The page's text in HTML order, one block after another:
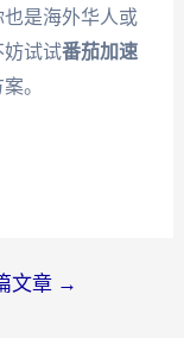
是海外华人或
妨试试番茄加速
。
文章 →